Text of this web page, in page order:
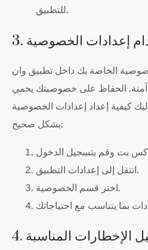
للتطبيق.
إعدادات الخصوصية
الخاصة بك داخل تطبيق وان
الحفاظ على خصوصيتك يحمي
كيفية إعداد إعدادات الخصوصية
بشكل صحيح:
انتقل إلى إعدادات التطبيق.
اختر قسم الخصوصية.
الإخطارات المناسبة